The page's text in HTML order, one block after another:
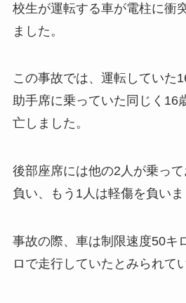
校生が運転する車が電柱に衝
ました。
この事故では、運転していた
助手席に乗っていた同じく16
亡しました。
後部座席には他の2人が乗っ
負い、もう1人は軽傷を負いま
事故の際、車は制限速度50キ
ロで走行していたとみられて